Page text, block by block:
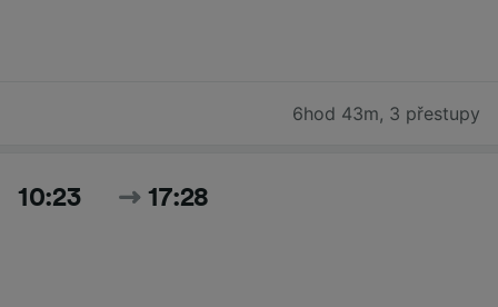
6hod 43m, 3 přestupy
10:23 17:28